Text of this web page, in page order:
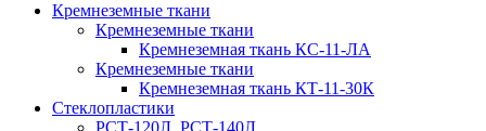
Кремнеземные ткани
Кремнеземные ткани
Кремнеземная ткань КС-11-ЛА
Кремнеземные ткани
Кремнеземная ткань КТ-11-30К
Стеклопластики
РСТ-120Л, РСТ-140Л